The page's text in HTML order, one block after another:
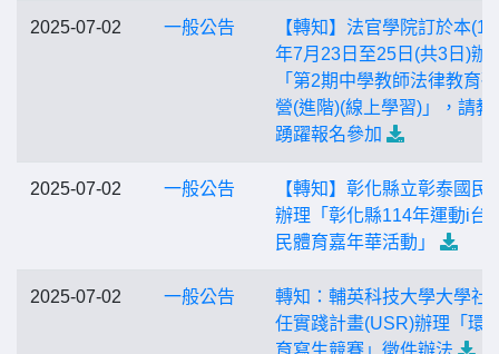
2025-07-02 一般公告
【轉知】法官學院訂於本
年7月23日至25日(共3日)辦
「第2期中學教師法律教育
營(進階)(線上學習)」，請教
踴躍報名參加
2025-07-02 一般公告
【轉知】彰化縣立彰泰國民
辦理「彰化縣114年運動i台
民體育嘉年華活動」
2025-07-02 一般公告
轉知：輔英科技大學大學社
任實踐計畫(USR)辦理「環
育寫生競賽」徵件辦法